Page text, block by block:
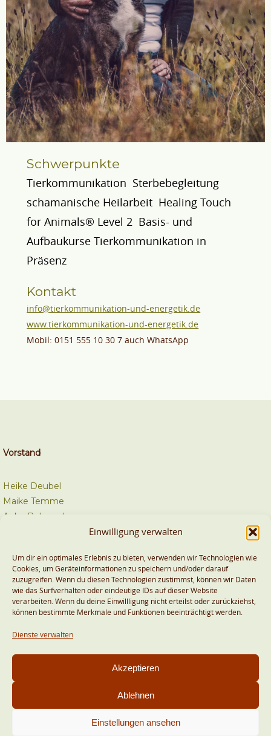
Einwilligung verwalten
Um dir ein optimales Erlebnis zu bieten, verwenden wir Technologien wie
Cookies, um Geräteinformationen zu speichern und/oder darauf
zuzugreifen. Wenn du diesen Technologien zustimmst, können wir Daten
wie das Surfverhalten oder eindeutige IDs auf dieser Website
verarbeiten. Wenn du deine Einwillligung nicht erteilst oder zurückziehst,
können bestimmte Merkmale und Funktionen beeinträchtigt werden.
Dienste verwalten
Akzeptieren
Ablehnen
Einstellungen ansehen
Schwerpunkte
Tierkommunikation Sterbebegleitung
schamanische Heilarbeit Healing Touch
for Animals® Level 2 Basis- und
Aufbaukurse Tierkommunikation in
Präsenz
Kontakt
info@tierkommunikation-und-energetik.de
www.tierkommunikation-und-energetik.de
Mobil: 0151 555 10 30 7 auch WhatsApp
Vorstand
Heike Deubel
Maike Temme
Anke Behrend
info@bvtk.eu
© 2025 BVTK Bundesverband Tierkommunikation e.V.
Datenschutzerklärung